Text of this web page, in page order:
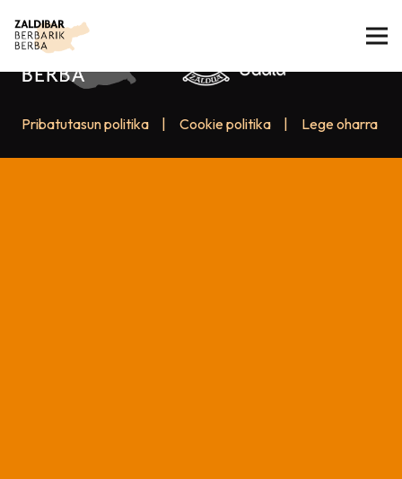
Pribatutasun politika Cookie politika Lege oharra